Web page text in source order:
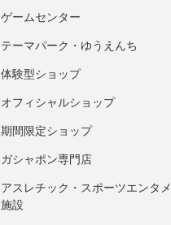
ゲームセンター
テーマパーク・ゆうえんち
体験型ショップ
オフィシャルショップ
期間限定ショップ
ガシャポン専門店
アスレチック・スポーツエンタメ
施設